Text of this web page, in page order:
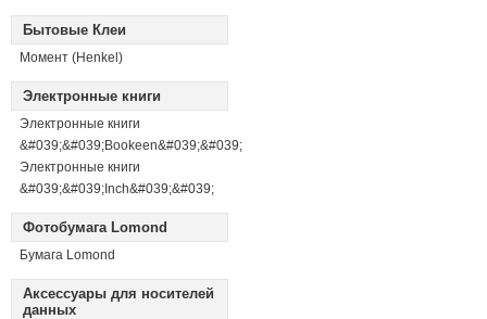
Бытовые Клеи
Момент (Henkel)
Электронные книги
Электронные книги
&#039;&#039;Bookeen&#039;&#039;
Электронные книги
&#039;&#039;Inch&#039;&#039;
Фотобумага Lomond
Бумага Lomond
Аксессуары для носителей
данных